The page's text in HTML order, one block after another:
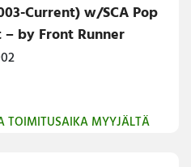
Current) w/SCA Pop
by Front Runner
TOIMITUSAIKA MYYJÄLTÄ